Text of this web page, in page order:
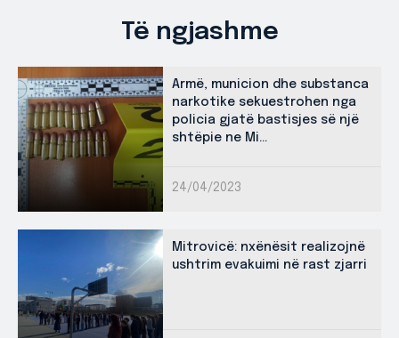
Të ngjashme
Armë, municion dhe substanca
narkotike sekuestrohen nga
policia gjatë bastisjes së një
shtëpie ne Mi...
24/04/2023
Mitrovicë: nxënësit realizojnë
ushtrim evakuimi në rast zjarri